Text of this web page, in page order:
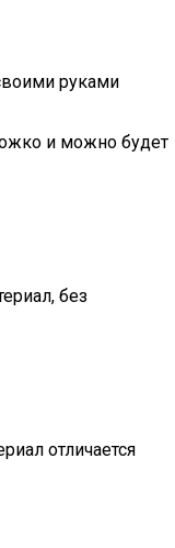
руками
и можно будет
без
отличается